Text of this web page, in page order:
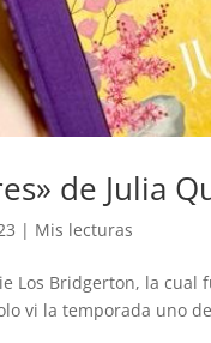
de Julia
| Mis lecturas
Los Bridgerton, la
vi la temporada uno